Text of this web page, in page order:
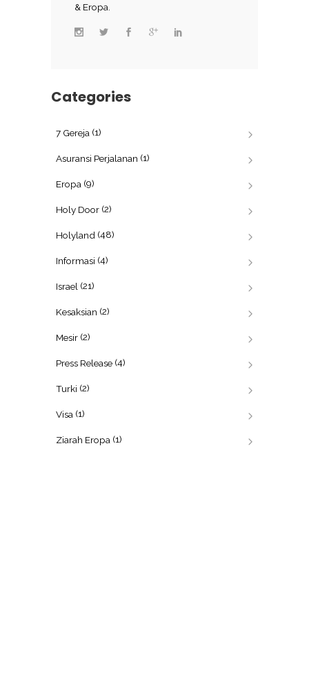
& Eropa.
Categories
7 Gereja (1)
Asuransi Perjalanan (1)
Eropa (9)
Holy Door (2)
Holyland (48)
Informasi (4)
Israel (21)
Kesaksian (2)
Mesir (2)
Press Release (4)
Turki (2)
Visa (1)
Ziarah Eropa (1)